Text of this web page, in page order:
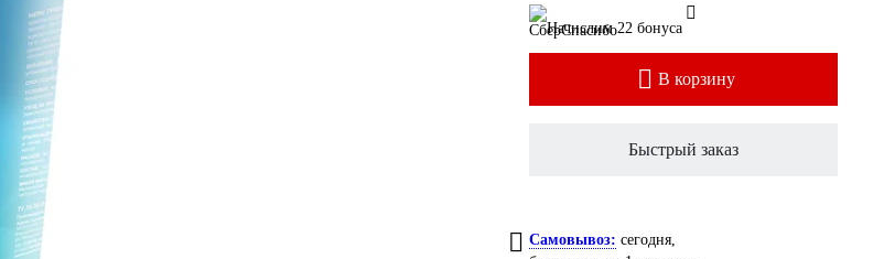
Начислим 22 бонуса
В корзину
Быстрый заказ
Самовывоз: сегодня,